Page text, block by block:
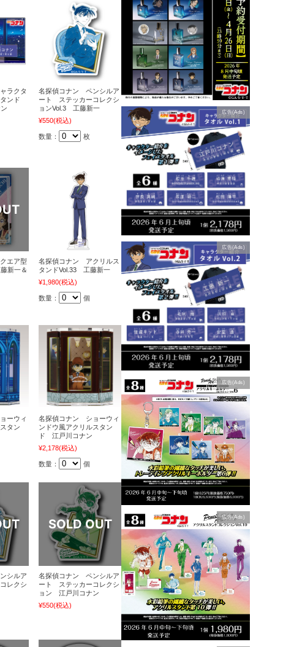
広告(Ads)
広告(Ads)
広告(Ads)
広告(Ads)
ラクタ
ンド
名探偵コナン ペンシルア
ート ステッカーコレクシ
ョンVol.3 工藤新一
¥550(税込)
数量： 枚
エア型
新一＆
名探偵コナン アクリルス
タンドVol.33 工藤新一
¥1,980(税込)
数量： 個
ーウィ
タン
名探偵コナン ショーウィ
ンドウ風アクリルスタン
ド 江戸川コナン
¥2,178(税込)
数量： 個
シルア
レクシ
名探偵コナン ペンシルア
ート ステッカーコレクシ
ョン 江戸川コナン
¥550(税込)